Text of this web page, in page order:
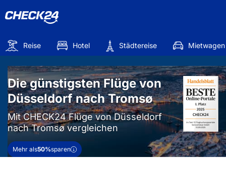
Reise Hotel Städtereise Mietwagen
Die günstigsten Flüge von
Düsseldorf nach Tromsø
Mit CHECK24 Flüge von Düsseldorf
nach Tromsø vergleichen
Mehr als50%sparen